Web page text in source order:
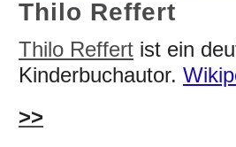
Thilo Reffert
Thilo Reffert ist ein
Kinderbuchautor.
>>